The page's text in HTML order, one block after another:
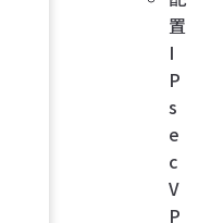
置
I
P
s
e
c
V
P